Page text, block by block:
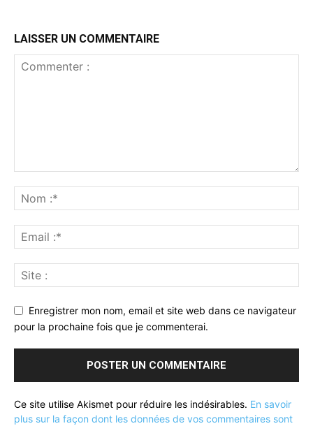
LAISSER UN COMMENTAIRE
Enregistrer mon nom, email et site web dans ce navigateur
pour la prochaine fois que je commenterai.
Ce site utilise Akismet pour réduire les indésirables. En savoir
plus sur la façon dont les données de vos commentaires sont